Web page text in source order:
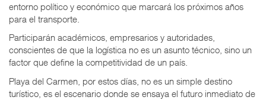
entorno político y económico que marcará los próximos años
para el transporte.
Participarán académicos, empresarios y autoridades,
conscientes de que la logística no es un asunto técnico, sino un
factor que define la competitividad de un país.
Playa del Carmen, por estos días, no es un simple destino
turístico, es el escenario donde se ensaya el futuro inmediato de